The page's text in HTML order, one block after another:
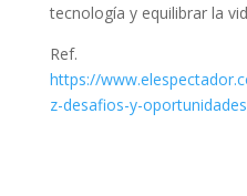
tecnología y equilibrar la
Ref.
https://
z-desafios-y-